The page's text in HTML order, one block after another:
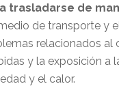
trasladarse de
de transporte y
relacionados al
y la exposición a
y el calor.